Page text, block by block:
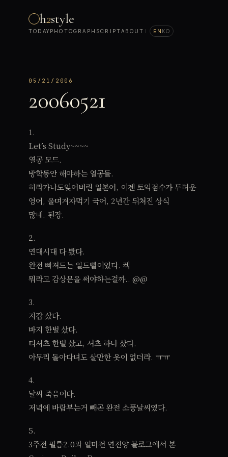
h2style
TODAY PHOTOGRAPH SCRIPTABOUT | EN KO
05/21/2006
20060521
1.
Let’s Study~~~~
열공 모드.
방학동안 해야하는 열공들.
히라가나도잊어버린 일본어, 이젠 토익점수가 두려운
영어, 울며겨자먹기 국어, 2년간 뒤쳐진 상식
많네. 된장.
2.
연대시대 다 봤다.
완전 빠져드는 일드삘이었다. 켁
뭐라고 감상문을 써야하는걸까.. @@
3.
지갑 샀다.
바지 한벌 샀다.
티셔츠 한벌 샀고, 셔츠 하나 샀다.
아무리 돌아다녀도 살만한 옷이 없더라. ㅠㅠ
4.
날씨 죽음이다.
저녁에 바람부는거 빼곤 완전 소풍날씨였다.
5.
3주전 필름2.0과 얼마전 연진양 블로그에서 본